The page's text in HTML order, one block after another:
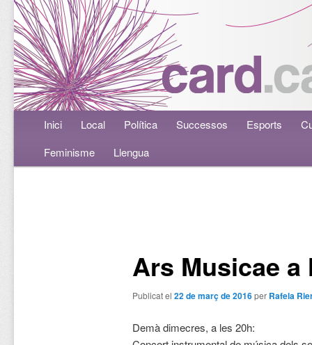
Menú principalAneu al contingut principal
Aneu al contingut secundari
Inici Local Política Successos Esports
Feminisme
Llengua
Ars Musicae a
Publicat el 22 de març de 2016per Rafela
Demà dimecres, a les 20h: